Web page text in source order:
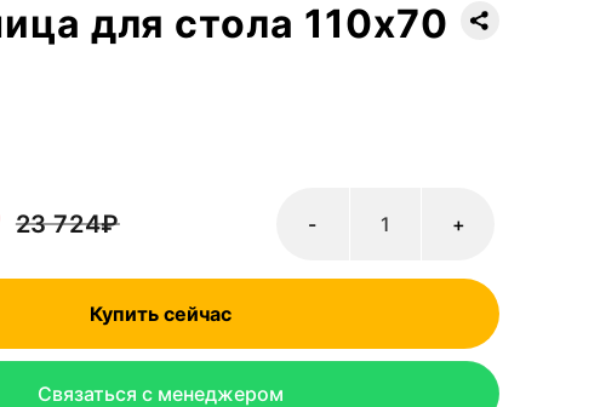
для стола 110х70
23 724₽ +
-
Купить сейчас
Связаться с менеджером